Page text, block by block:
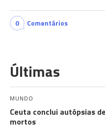
0 Comentários
Últimas
MUNDO
Ceuta conclui autópsias
mortos